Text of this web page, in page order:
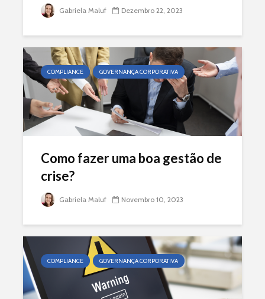
Gabriela Maluf Dezembro 22, 2023
COMPLIANCE GOVERNANÇA CORPORATIVA
Como fazer uma boa gestão de
crise?
Gabriela Maluf Novembro 10, 2023
COMPLIANCE GOVERNANÇA CORPORATIVA